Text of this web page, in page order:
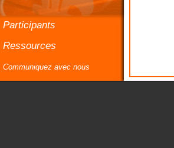
Participants
Ressources
Communiquez avec nous